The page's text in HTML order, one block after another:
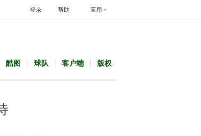
帮助 应用
登录
酷图 球队 客户端 版权